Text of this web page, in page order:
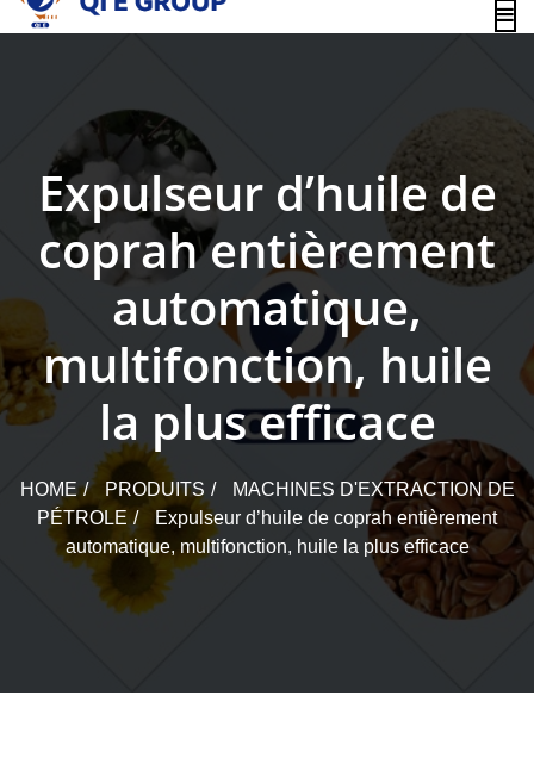
content
Expulseur d’huile de
coprah entièrement
automatique,
multifonction, huile
la plus efficace
HOME PRODUITS
MACHINES D'EXTRACTION DE
PÉTROLE
Expulseur d’huile de coprah entièrement
automatique, multifonction, huile la plus efficace